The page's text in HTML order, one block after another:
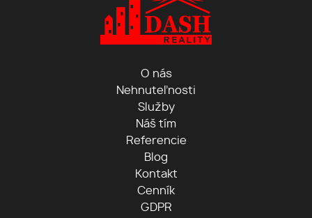
O nás
Nehnuteľnosti
Služby
Náš tím
Referencie
Blog
Kontakt
Cenník
GDPR